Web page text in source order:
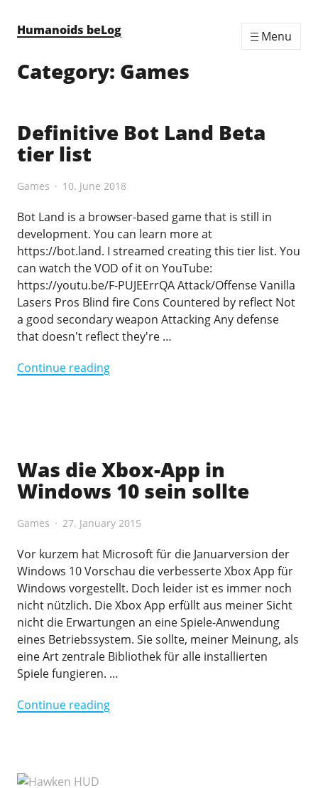
Skip to content
Humanoids beLog Menu
Category: Games
Definitive Bot Land Beta
tier list
Games 10. June 2018
Bot Land is a browser-based game that is still in
development. You can learn more at
https://bot.land. I streamed creating this tier list. You
can watch the VOD of it on YouTube:
https://youtu.be/F-PUJEErrQA Attack/Offense Vanilla
Lasers Pros Blind fire Cons Countered by reflect Not
a good secondary weapon Attacking Any defense
that doesn't reflect they're …
Continue reading"Definitive
Was die Xbox-App in
Windows 10 sein sollte
Games 27. January 2015
Vor kurzem hat Microsoft für die Januarversion der
Windows 10 Vorschau die verbesserte Xbox App für
Windows vorgestellt. Doch leider ist es immer noch
nicht nützlich. Die Xbox App erfüllt aus meiner Sicht
nicht die Erwartungen an eine Spiele-Anwendung
eines Betriebssystem. Sie sollte, meiner Meinung, als
eine Art zentrale Bibliothek für alle installierten
Spiele fungieren. …
Continue reading"Was